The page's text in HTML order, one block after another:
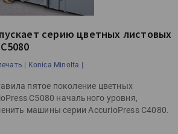
серию цветных листовых
| Konica Minolta |
пятое поколение цветных
C5080 начального уровня,
машины серии AccurioPress C4080.